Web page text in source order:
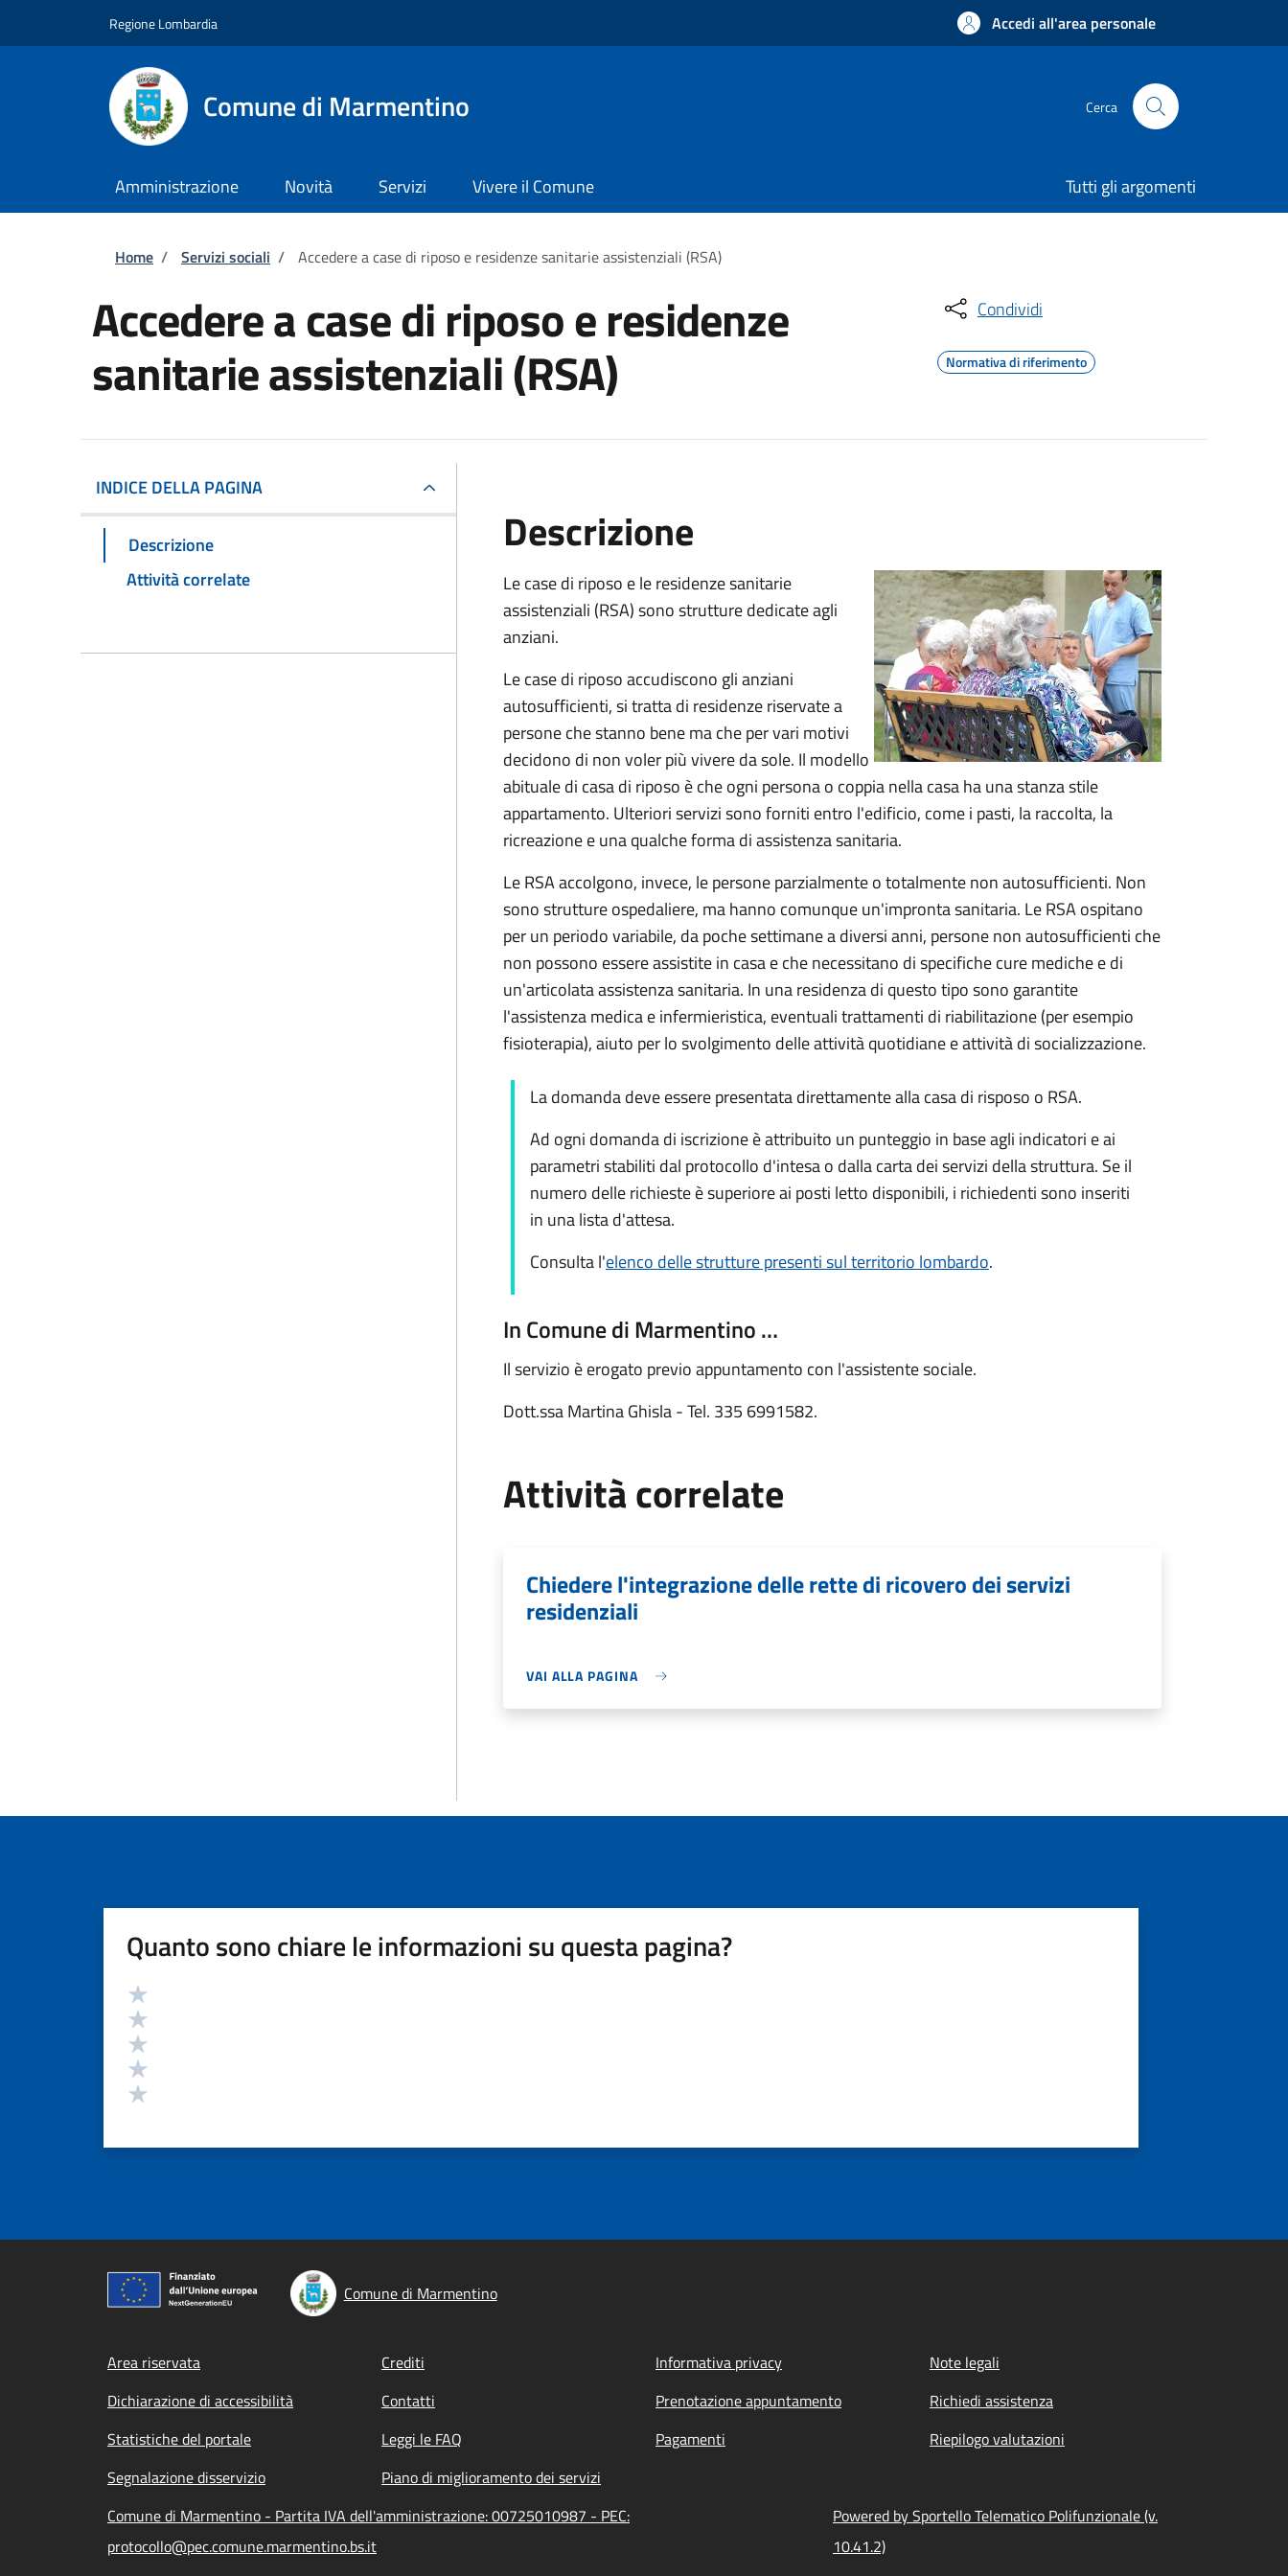
Regione Lombardia Accedi all'area personale
Comune di Marmentino Cerca
Amministrazione Novità Servizi Vivere il Comune Tutti gli argomenti
Briciole di pane
Home / Servizi sociali / Accedere a case di riposo e residenze sanitarie assistenziali (RSA)
Accedere a case di riposo e residenze
sanitarie assistenziali (RSA)
Condividi
Normativa di riferimento
INDICE DELLA PAGINA
Descrizione
Attività correlate
Descrizione
Le case di riposo e le residenze sanitarie
assistenziali (RSA) sono strutture dedicate agli
anziani.
Le case di riposo accudiscono gli anziani
autosufficienti, si tratta di residenze riservate a
persone che stanno bene ma che per vari motivi
decidono di non voler più vivere da sole. Il modello
abituale di casa di riposo è che ogni persona o coppia nella casa ha una stanza stile
appartamento. Ulteriori servizi sono forniti entro l'edificio, come i pasti, la raccolta, la
ricreazione e una qualche forma di assistenza sanitaria.
Le RSA accolgono, invece, le persone parzialmente o totalmente non autosufficienti. Non
sono strutture ospedaliere, ma hanno comunque un'impronta sanitaria. Le RSA ospitano
per un periodo variabile, da poche settimane a diversi anni, persone non autosufficienti che
non possono essere assistite in casa e che necessitano di specifiche cure mediche e di
un'articolata assistenza sanitaria. In una residenza di questo tipo sono garantite
l'assistenza medica e infermieristica, eventuali trattamenti di riabilitazione (per esempio
fisioterapia), aiuto per lo svolgimento delle attività quotidiane e attività di socializzazione.
La domanda deve essere presentata direttamente alla casa di risposo o RSA.
Ad ogni domanda di iscrizione è attribuito un punteggio in base agli indicatori e ai
parametri stabiliti dal protocollo d'intesa o dalla carta dei servizi della struttura. Se il
numero delle richieste è superiore ai posti letto disponibili, i richiedenti sono inseriti
in una lista d'attesa.
Consulta l'elenco delle strutture presenti sul territorio lombardo.
In Comune di Marmentino …
Il servizio è erogato previo appuntamento con l'assistente sociale.
Dott.ssa Martina Ghisla - Tel. 335 6991582.
Attività correlate
Chiedere l'integrazione delle rette di ricovero dei servizi
residenziali
VAI ALLA PAGINA
Quanto sono chiare le informazioni su questa pagina?
Valutazione
Comune di Marmentino
Footer menu
Area riservata Crediti Informativa privacy
Note legali
Dichiarazione di accessibilità
Contatti Prenotazione appuntamento
Richiedi assistenza
Statistiche del portale
Leggi le FAQ Pagamenti
Riepilogo valutazioni
Segnalazione disservizio
Piano di miglioramento dei servizi
Comune di Marmentino - Partita IVA dell'amministrazione: 00725010987 - PEC:
protocollo@pec.comune.marmentino.bs.it
Powered by Sportello Telematico Polifunzionale (v.
10.41.2)